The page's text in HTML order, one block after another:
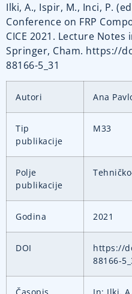
Ilki, A., Ispir, M., Inci, P.
Conference on FRP
CICE 2021. Lecture
Springer, Cham. https://
88166-5_31
Autori Ana
Tip
publikacije
M33
Polje
publikacije
Godina 2021
DOI
https://
88166-